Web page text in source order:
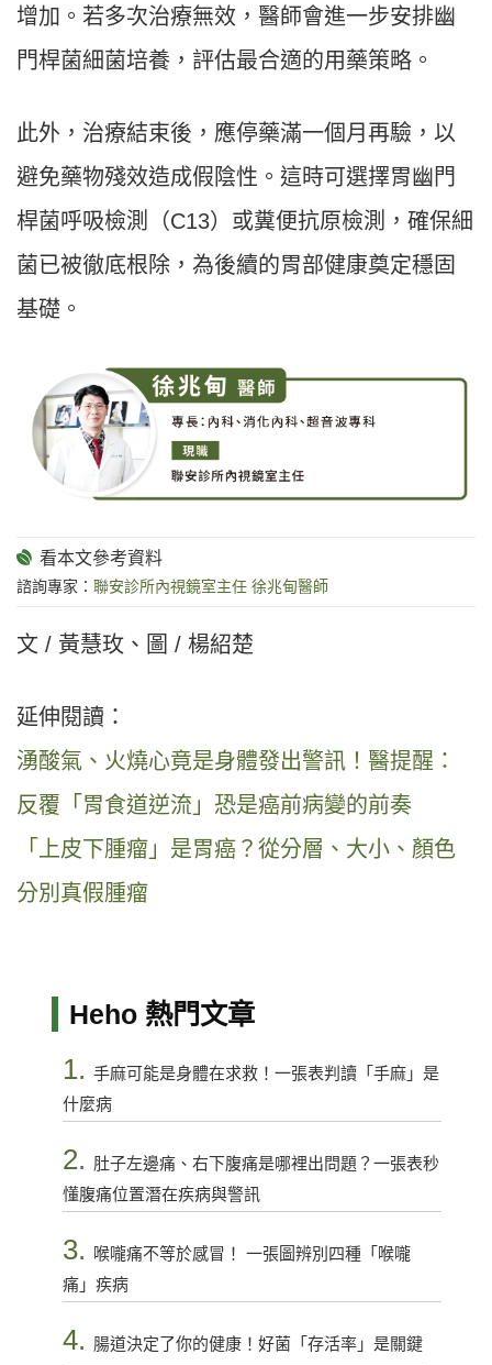
增加。若多次治療無效，醫師會進一步安排幽
門桿菌細菌培養，評估最合適的用藥策略。
此外，治療結束後，應停藥滿一個月再驗，以
避免藥物殘效造成假陰性。這時可選擇胃幽門
桿菌呼吸檢測（C13）或糞便抗原檢測，確保細
菌已被徹底根除，為後續的胃部健康奠定穩固
基礎。
諮詢專家： 聯安診所內視鏡室主任 徐兆甸醫師
文 / 黃慧玫、圖 / 楊紹楚
延伸閱讀：
湧酸氣、火燒心竟是身體發出警訊！醫提醒：
反覆「胃食道逆流」恐是癌前病變的前奏
「上皮下腫瘤」是胃癌？從分層、大小、顏色
分別真假腫瘤
Heho 熱門文章
1. 手麻可能是身體在求救！一張表判讀「手麻」是
什麼病
2. 肚子左邊痛、右下腹痛是哪裡出問題？一張表秒
懂腹痛位置潛在疾病與警訊
3.
喉嚨痛不等於感冒！ 一張圖辨別四種「喉嚨
痛」疾病
4. 腸道決定了你的健康！好菌「存活率」是關鍵